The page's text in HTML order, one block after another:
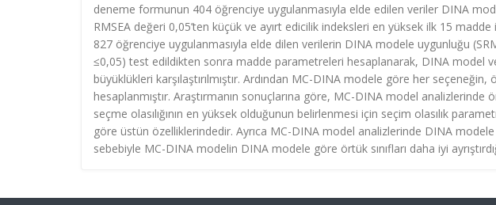
deneme formunun 404 öğrenciye uygulanmasıyla elde edilen veriler DINA
RMSEA değeri 0,05’ten küçük ve ayırt edicilik indeksleri en yüksek ilk 15
827 öğrenciye uygulanmasıyla elde dilen verilerin DINA modele uygunluğu
≤0,05) test edildikten sonra madde parametreleri hesaplanarak, DINA model
büyüklükleri karşılaştırılmıştır. Ardından MC-DINA modele göre her seçeneğin,
hesaplanmıştır. Araştırmanın sonuçlarına göre, MC-DINA model analizlerinde
seçme olasılığının en yüksek olduğunun belirlenmesi için seçim olasılık
göre üstün özelliklerindedir. Ayrıca MC-DINA model analizlerinde DINA
sebebiyle MC-DINA modelin DINA modele göre örtük sınıfları daha iyi